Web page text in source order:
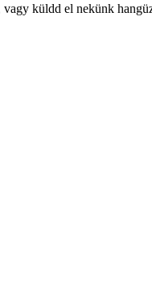
küldd el nekünk